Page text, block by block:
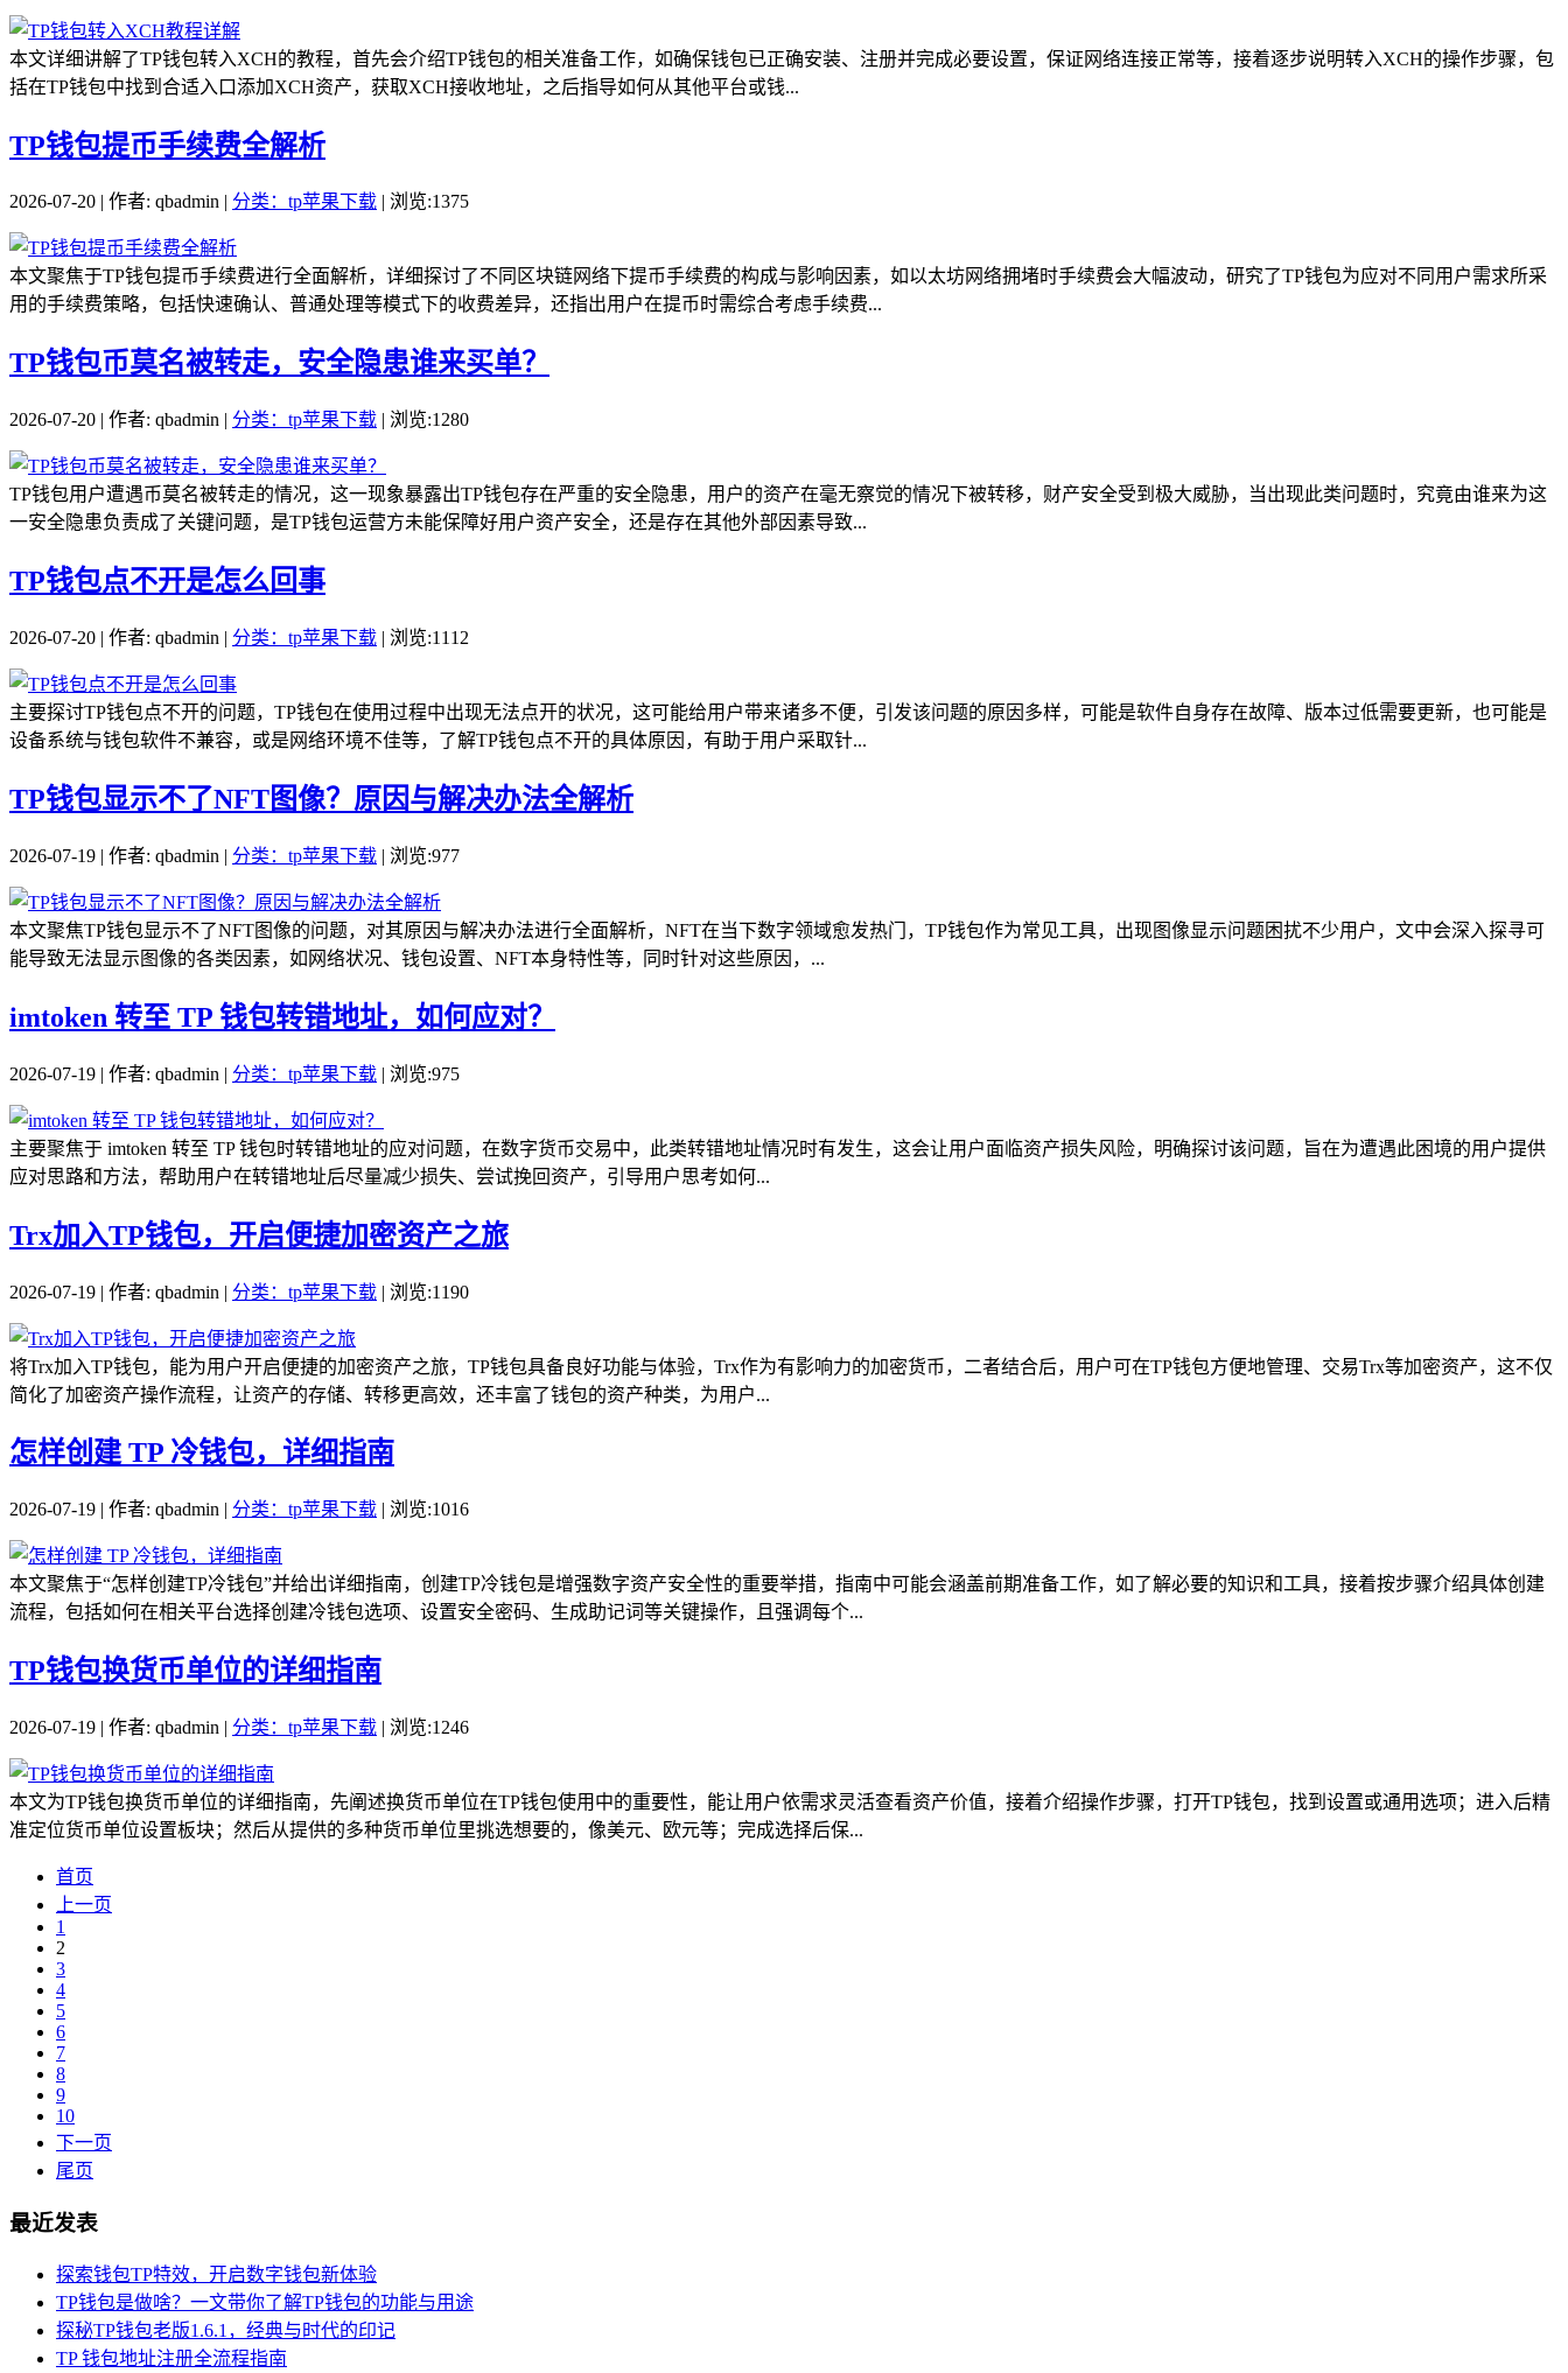
本文详细讲解了TP钱包转入XCH的教程，首先会介绍TP钱包的相关准备工作，如确保钱包已正确安装、注册并完成必要设置，保证网络连接正常等，接着逐步说明转入XCH的操作步骤，包
括在TP钱包中找到合适入口添加XCH资产，获取XCH接收地址，之后指导如何从其他平台或钱...
TP钱包提币手续费全解析
2026-07-20 | 作者: qbadmin | 分类：tp苹果下载 | 浏览:1375
本文聚焦于TP钱包提币手续费进行全面解析，详细探讨了不同区块链网络下提币手续费的构成与影响因素，如以太坊网络拥堵时手续费会大幅波动，研究了TP钱包为应对不同用户需求所采
用的手续费策略，包括快速确认、普通处理等模式下的收费差异，还指出用户在提币时需综合考虑手续费...
TP钱包币莫名被转走，安全隐患谁来买单？
2026-07-20 | 作者: qbadmin | 分类：tp苹果下载 | 浏览:1280
TP钱包用户遭遇币莫名被转走的情况，这一现象暴露出TP钱包存在严重的安全隐患，用户的资产在毫无察觉的情况下被转移，财产安全受到极大威胁，当出现此类问题时，究竟由谁来为这
一安全隐患负责成了关键问题，是TP钱包运营方未能保障好用户资产安全，还是存在其他外部因素导致...
TP钱包点不开是怎么回事
2026-07-20 | 作者: qbadmin | 分类：tp苹果下载 | 浏览:1112
主要探讨TP钱包点不开的问题，TP钱包在使用过程中出现无法点开的状况，这可能给用户带来诸多不便，引发该问题的原因多样，可能是软件自身存在故障、版本过低需要更新，也可能是
设备系统与钱包软件不兼容，或是网络环境不佳等，了解TP钱包点不开的具体原因，有助于用户采取针...
TP钱包显示不了NFT图像？原因与解决办法全解析
2026-07-19 | 作者: qbadmin | 分类：tp苹果下载 | 浏览:977
本文聚焦TP钱包显示不了NFT图像的问题，对其原因与解决办法进行全面解析，NFT在当下数字领域愈发热门，TP钱包作为常见工具，出现图像显示问题困扰不少用户，文中会深入探寻可
能导致无法显示图像的各类因素，如网络状况、钱包设置、NFT本身特性等，同时针对这些原因，...
imtoken 转至 TP 钱包转错地址，如何应对？
2026-07-19 | 作者: qbadmin | 分类：tp苹果下载 | 浏览:975
主要聚焦于 imtoken 转至 TP 钱包时转错地址的应对问题，在数字货币交易中，此类转错地址情况时有发生，这会让用户面临资产损失风险，明确探讨该问题，旨在为遭遇此困境的用户提供
应对思路和方法，帮助用户在转错地址后尽量减少损失、尝试挽回资产，引导用户思考如何...
Trx加入TP钱包，开启便捷加密资产之旅
2026-07-19 | 作者: qbadmin | 分类：tp苹果下载 | 浏览:1190
将Trx加入TP钱包，能为用户开启便捷的加密资产之旅，TP钱包具备良好功能与体验，Trx作为有影响力的加密货币，二者结合后，用户可在TP钱包方便地管理、交易Trx等加密资产，这不仅
简化了加密资产操作流程，让资产的存储、转移更高效，还丰富了钱包的资产种类，为用户...
怎样创建 TP 冷钱包，详细指南
2026-07-19 | 作者: qbadmin | 分类：tp苹果下载 | 浏览:1016
本文聚焦于“怎样创建TP冷钱包”并给出详细指南，创建TP冷钱包是增强数字资产安全性的重要举措，指南中可能会涵盖前期准备工作，如了解必要的知识和工具，接着按步骤介绍具体创建
流程，包括如何在相关平台选择创建冷钱包选项、设置安全密码、生成助记词等关键操作，且强调每个...
TP钱包换货币单位的详细指南
2026-07-19 | 作者: qbadmin | 分类：tp苹果下载 | 浏览:1246
本文为TP钱包换货币单位的详细指南，先阐述换货币单位在TP钱包使用中的重要性，能让用户依需求灵活查看资产价值，接着介绍操作步骤，打开TP钱包，找到设置或通用选项；进入后精
准定位货币单位设置板块；然后从提供的多种货币单位里挑选想要的，像美元、欧元等；完成选择后保...
首页
上一页
1
2
3
4
5
6
7
8
9
10
下一页
尾页
最近发表
探索钱包TP特效，开启数字钱包新体验
TP钱包是做啥？一文带你了解TP钱包的功能与用途
探秘TP钱包老版1.6.1，经典与时代的印记
TP 钱包地址注册全流程指南